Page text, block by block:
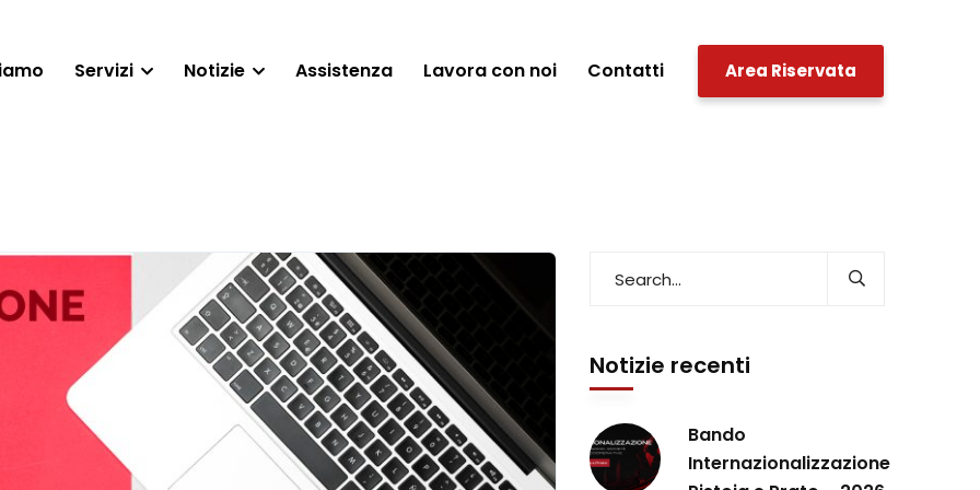
Servizi Notizie Assistenza Lavora con noi Contatti Area Riservata
Notizie recenti
Bando
Internazionalizzazione